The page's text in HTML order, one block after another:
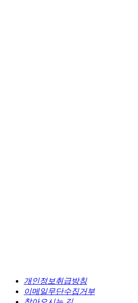
개인정보취급방침
이메일무단수집거부